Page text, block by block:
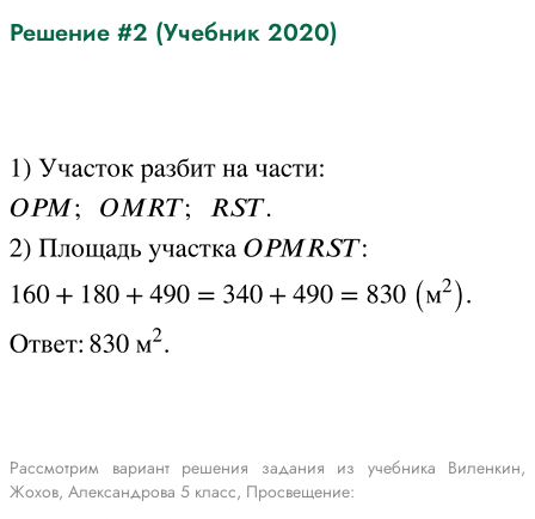
Решение #2 (Учебник 2020)
Рассмотрим вариант решения задания из учебника Виленкин,
Жохов, Александрова 5 класс, Просвещение: